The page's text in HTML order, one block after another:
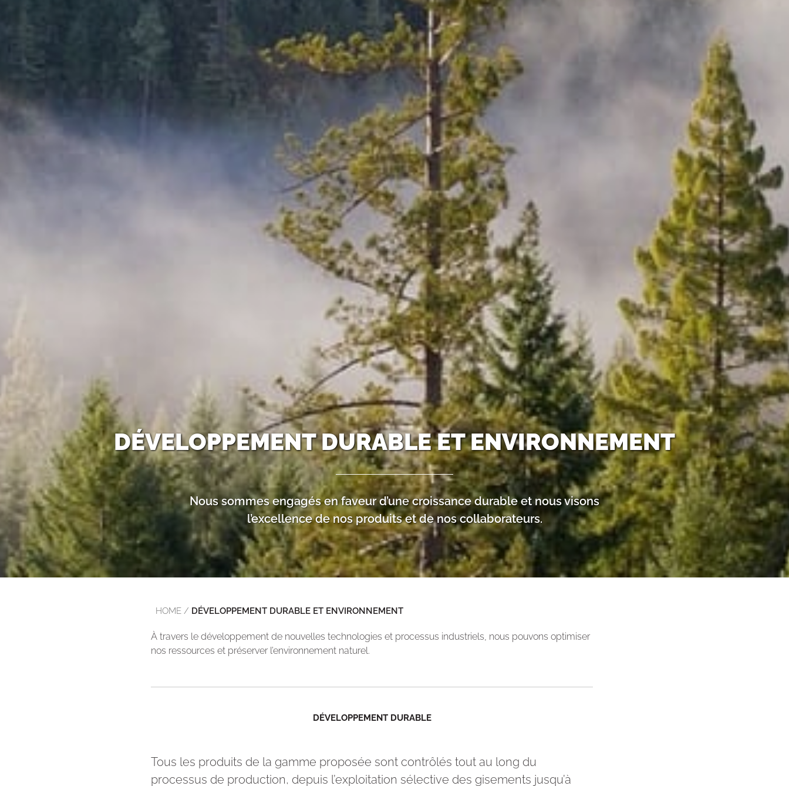
DÉVELOPPEMENT DURABLE ET ENVIRONNEMENT
Nous sommes engagés en faveur d’une croissance durable et nous visons
l’excellence de nos produits et de nos collaborateurs.
HOME/ DÉVELOPPEMENT DURABLE ET ENVIRONNEMENT
À travers le développement de nouvelles technologies et processus industriels, nous pouvons optimiser
nos ressources et préserver l’environnement naturel.
DÉVELOPPEMENT DURABLE
Tous les produits de la gamme proposée sont contrôlés tout au long du
processus de production, depuis l’exploitation sélective des gisements jusqu’à